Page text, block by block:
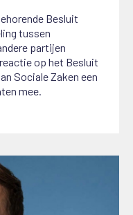
Besluit
tussen
partijen
op het Besluit
Sociale Zaken een
mee.